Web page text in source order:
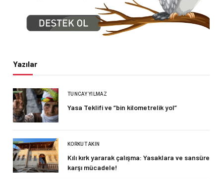
Yazılar
TUNCAY YILMAZ
Yasa Teklifi ve “bin kilometrelik yol”
KORKUT AKIN
Kılı kırk yararak çalışma: Yasaklara ve sansüre
karşı mücadele!